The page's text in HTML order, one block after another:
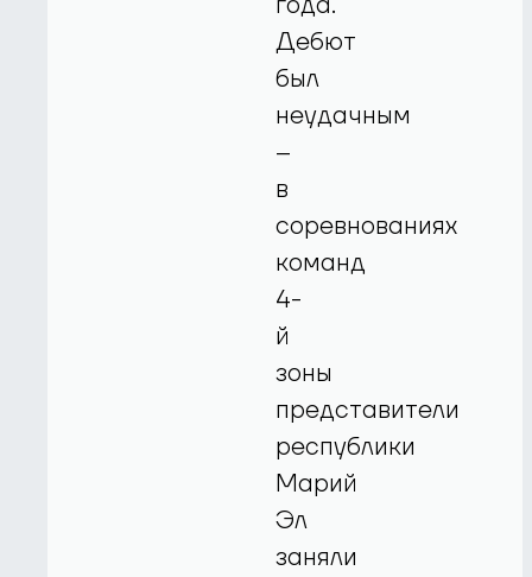
Дебют
был
неудачным
–
в
соревнованиях
команд
4-
й
зоны
представители
республики
Марий
Эл
заняли